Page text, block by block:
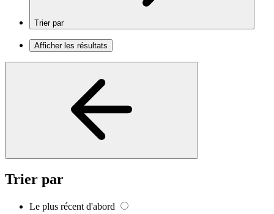
Trier par
Afficher les résultats
Trier par
Le plus récent d'abord